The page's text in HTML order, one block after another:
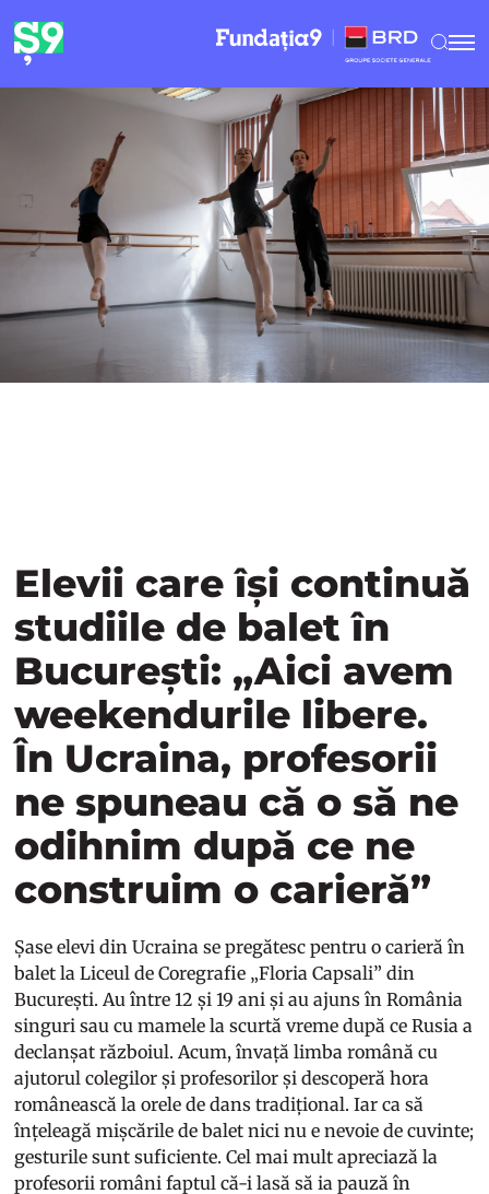
Elevii care își continuă
studiile de balet în
București: „Aici avem
weekendurile libere.
În Ucraina, profesorii
ne spuneau că o să ne
odihnim după ce ne
construim o carieră”
Șase elevi din Ucraina se pregătesc pentru o carieră în
balet la Liceul de Coregrafie „Floria Capsali” din
București. Au între 12 și 19 ani și au ajuns în România
singuri sau cu mamele la scurtă vreme după ce Rusia a
declanșat războiul. Acum, învață limba română cu
ajutorul colegilor și profesorilor și descoperă hora
românească la orele de dans tradițional. Iar ca să
înțeleagă mișcările de balet nici nu e nevoie de cuvinte;
gesturile sunt suficiente. Cel mai mult apreciază la
profesorii români faptul că-i lasă să ia pauză în